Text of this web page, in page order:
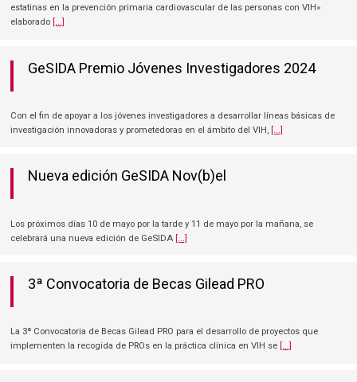
estatinas en la prevención primaria cardiovascular de las personas con VIH»
elaborado [...]
GeSIDA Premio Jóvenes Investigadores 2024
Con el fin de apoyar a los jóvenes investigadores a desarrollar líneas básicas de
investigación innovadoras y prometedoras en el ámbito del VIH, [...]
Nueva edición GeSIDA Nov(b)el
Los próximos días 10 de mayo por la tarde y 11 de mayo por la mañana, se
celebrará una nueva edición de GeSIDA [...]
3ª Convocatoria de Becas Gilead PRO
La 3ª Convocatoria de Becas Gilead PRO para el desarrollo de proyectos que
implementen la recogida de PROs en la práctica clínica en VIH se [...]